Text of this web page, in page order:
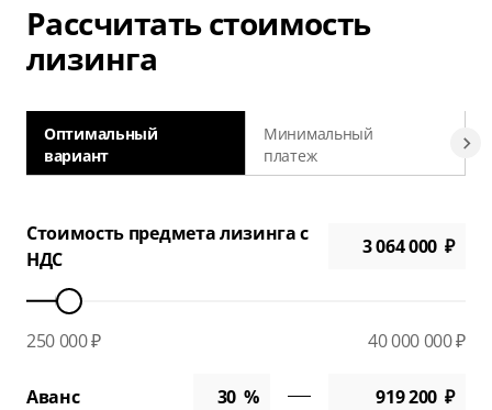
Рассчитать стоимость
лизинга
Оптимальный
вариант
Минимальный
платеж
Стоимость предмета лизинга с
НДС
250 000 ₽ 40 000 000 ₽
Аванс